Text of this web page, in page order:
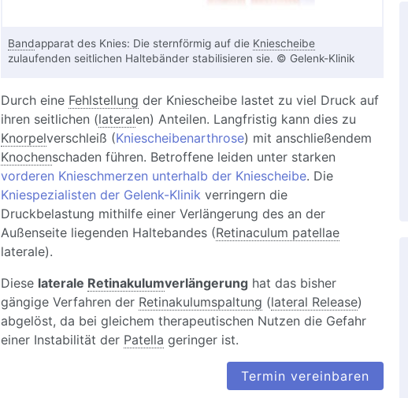
Bandapparat des Knies: Die sternförmig auf die Kniescheibe
zulaufenden seitlichen Haltebänder stabilisieren sie. © Gelenk-Klinik
Durch eine Fehlstellung der Kniescheibe lastet zu viel Druck auf
ihren seitlichen (lateralen) Anteilen. Langfristig kann dies zu
Knorpelverschleiß (Kniescheibenarthrose) mit anschließendem
Knochenschaden führen. Betroffene leiden unter starken
vorderen Knieschmerzen unterhalb der Kniescheibe. Die
Kniespezialisten der Gelenk-Klinik verringern die
Druckbelastung mithilfe einer Verlängerung des an der
Außenseite liegenden Haltebandes (Retinaculum patellae
laterale).
Diese laterale Retinakulumverlängerunghat das bisher
gängige Verfahren der Retinakulumspaltung (lateral Release)
abgelöst, da bei gleichem therapeutischen Nutzen die Gefahr
einer Instabilität der Patella geringer ist.
Termin vereinbaren